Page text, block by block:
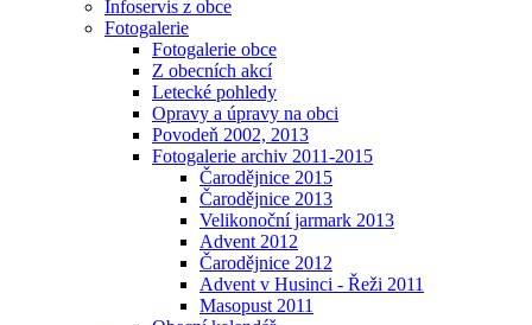
Infoservis z obce
Fotogalerie
Fotogalerie obce
Z obecních akcí
Letecké pohledy
Opravy a úpravy na obci
Povodeň 2002, 2013
Fotogalerie archiv 2011-2015
Čarodějnice 2015
Čarodějnice 2013
Velikonoční jarmark 2013
Advent 2012
Čarodějnice 2012
Advent v Husinci - Řeži 2011
Masopust 2011